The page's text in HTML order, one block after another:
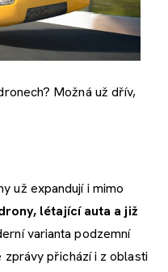
Možná už dřív,
už expandují i mimo
létající auta a již
varianta podzemní
přichází i z oblasti